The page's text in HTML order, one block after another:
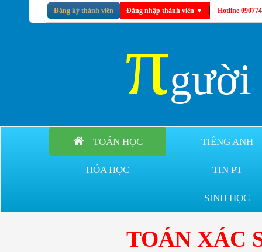
Đăng ký thành viên Đăng nhập thành viên ▼ Hotline
πgười
TOÁN HỌC TIẾNG ANH
HÓA HỌC TIN PT
SINH HỌC
TOÁN XÁC